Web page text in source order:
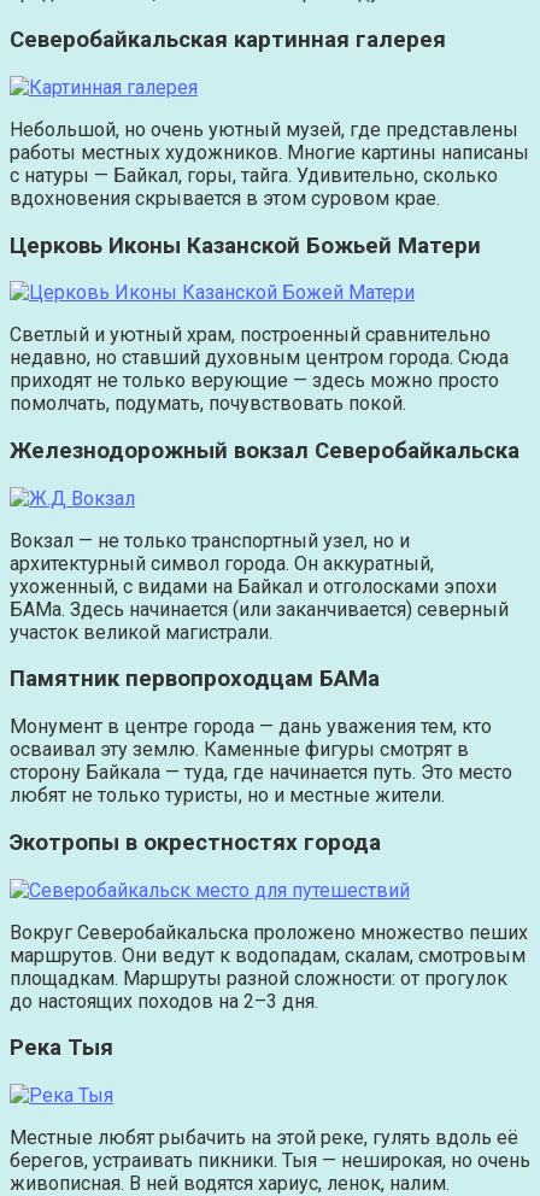
Северобайкальская картинная галерея
Небольшой, но очень уютный музей, где представлены
работы местных художников. Многие картины написаны
с натуры — Байкал, горы, тайга. Удивительно, сколько
вдохновения скрывается в этом суровом крае.
Церковь Иконы Казанской Божьей Матери
Светлый и уютный храм, построенный сравнительно
недавно, но ставший духовным центром города. Сюда
приходят не только верующие — здесь можно просто
помолчать, подумать, почувствовать покой.
Железнодорожный вокзал Северобайкальска
Вокзал — не только транспортный узел, но и
архитектурный символ города. Он аккуратный,
ухоженный, с видами на Байкал и отголосками эпохи
БАМа. Здесь начинается (или заканчивается) северный
участок великой магистрали.
Памятник первопроходцам БАМа
Монумент в центре города — дань уважения тем, кто
осваивал эту землю. Каменные фигуры смотрят в
сторону Байкала — туда, где начинается путь. Это место
любят не только туристы, но и местные жители.
Экотропы в окрестностях города
Вокруг Северобайкальска проложено множество пеших
маршрутов. Они ведут к водопадам, скалам, смотровым
площадкам. Маршруты разной сложности: от прогулок
до настоящих походов на 2–3 дня.
Река Тыя
Местные любят рыбачить на этой реке, гулять вдоль её
берегов, устраивать пикники. Тыя — неширокая, но очень
живописная. В ней водятся хариус, ленок, налим.